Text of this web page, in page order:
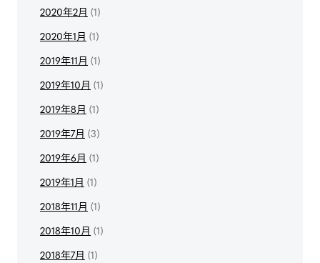
2020年2月 (1)
2020年1月 (1)
2019年11月 (1)
2019年10月 (1)
2019年8月 (1)
2019年7月 (3)
2019年6月 (1)
2019年1月 (1)
2018年11月 (1)
2018年10月 (1)
2018年7月 (1)